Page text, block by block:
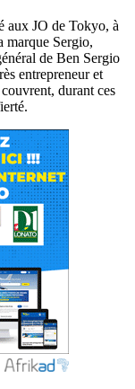
aux JO de Tokyo, à
marque Sergio,
de Ben Sergio
entrepreneur et
durant ces